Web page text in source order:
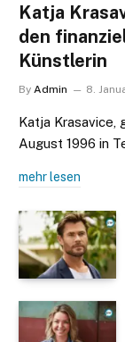
Katja
den
Künstlerin
By Admin 8.
Katja Krasavice,
August 1996 in
mehr lesen